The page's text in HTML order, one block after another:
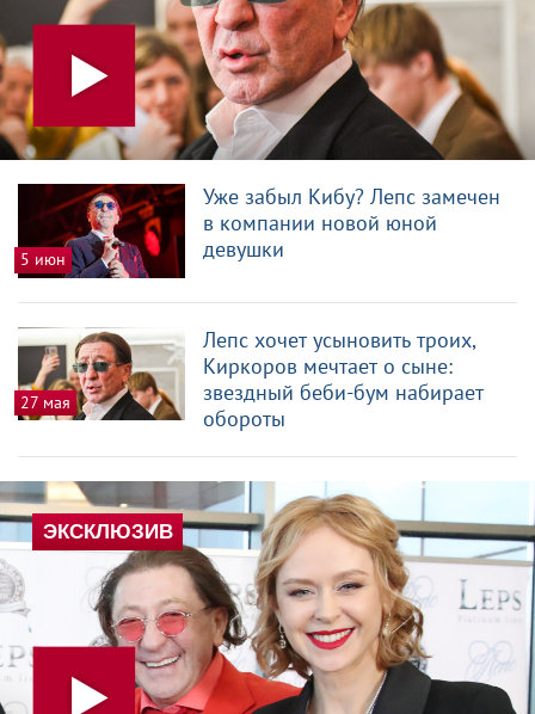
5 июн
Уже забыл Кибу? Лепс замечен
в компании новой юной
девушки
27 мая
Лепс хочет усыновить троих,
Киркоров мечтает о сыне:
звездный беби-бум набирает
обороты